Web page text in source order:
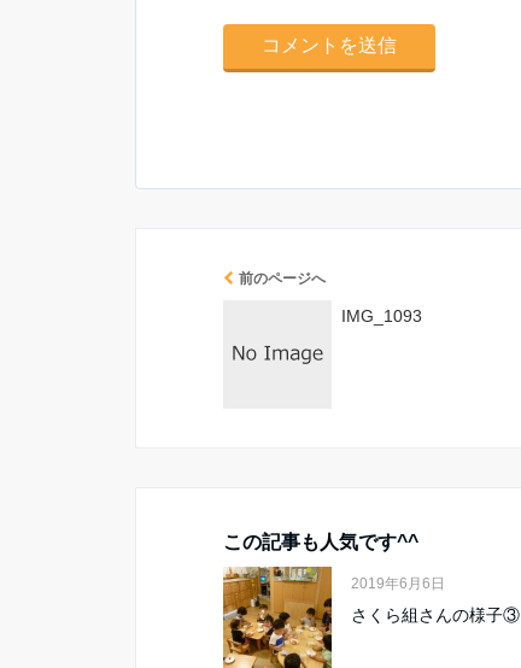
前のページへ
IMG_1093
この記事も人気です^^
2019年6月6日
さくら組さんの様子③